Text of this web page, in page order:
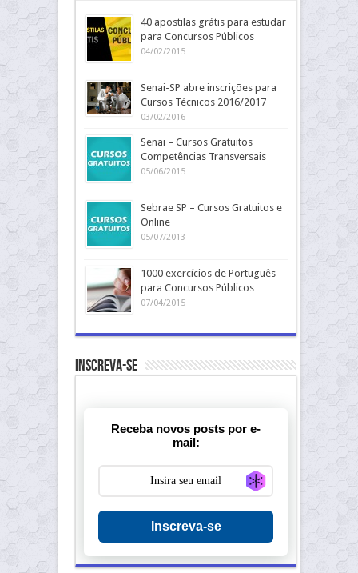
40 apostilas grátis para estudar
para Concursos Públicos
04/02/2015
Senai-SP abre inscrições para
Cursos Técnicos 2016/2017
03/02/2016
Senai – Cursos Gratuitos
Competências Transversais
05/06/2015
Sebrae SP – Cursos Gratuitos e
Online
05/07/2013
1000 exercícios de Português
para Concursos Públicos
07/04/2015
Inscreva-se
Receba novos posts por e-
mail:
Inscreva-se